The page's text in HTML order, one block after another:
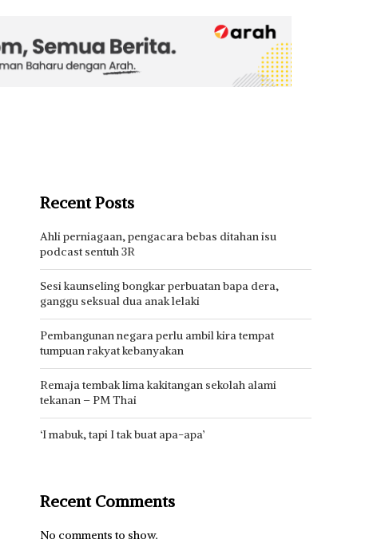
Recent Posts
Ahli perniagaan, pengacara bebas ditahan isu
podcast sentuh 3R
Sesi kaunseling bongkar perbuatan bapa dera,
ganggu seksual dua anak lelaki
Pembangunan negara perlu ambil kira tempat
tumpuan rakyat kebanyakan
Remaja tembak lima kakitangan sekolah alami
tekanan – PM Thai
‘I mabuk, tapi I tak buat apa-apa’
Recent Comments
No comments to show.